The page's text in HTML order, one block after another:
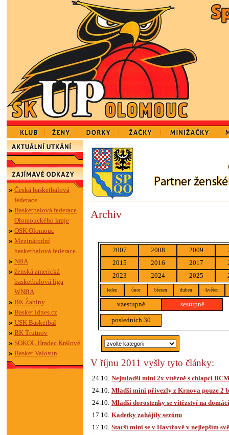
Česká basketbalová
federace
Basketbalová federace
Olomouckého kraje
OSK Olomouc
Mezinárodní
basketbalová federace
NBA
ženská americká
basketbalová liga
WNBA
BK Žabiny
Basket.idnes.cz
USK Basketbal
BK Trutnov
SOKOL Hradec Králové
Basket Valosun
Archiv
2007 2008 2009
2015
2016 2017
2023
2024 2025
leden únor březen duben květen
vzestupně sestupně
posledních 30
V říjnu 2011 vyšly tyto články:
24.10. Nejmladší mini 2x vítězně s chlapci BCM
24.10. Mladší mini přivezly z Krnova pouze 2
24.10. Mladší dorostenky se vítězství na
17.10. Kadetky zahájily sezónu
17.10. Starší mini se v Havířově v nejlepším